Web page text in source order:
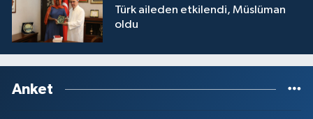
Türk aileden etkilendi, Müslüman
oldu
Anket